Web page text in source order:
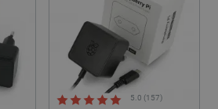
5.0 (157)